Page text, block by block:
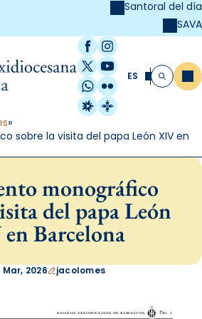
Santoral del día
SAVA
Facebook
Instagram
X / Twitter
YouTube
WhatsApp
Flickr
Radio Estel
Catalunya
ES Buscar
sobre la visita del papa León XIV en
monográfico
del papa León
Barcelona
Mar, 2026 jacolomes